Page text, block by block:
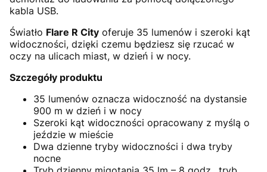
kabla USB.
Światło Flare R City oferuje 35 lumenów i szeroki kąt
widoczności, dzięki czemu będziesz się rzucać w
oczy na ulicach miast, w dzień i w nocy.
Szczegóły produktu
35 lumenów oznacza widoczność na dystansie
900 m w dzień i w nocy
Szeroki kąt widoczności opracowany z myślą o
jeździe w mieście
Dwa dzienne tryby widoczności i dwa tryby
nocne